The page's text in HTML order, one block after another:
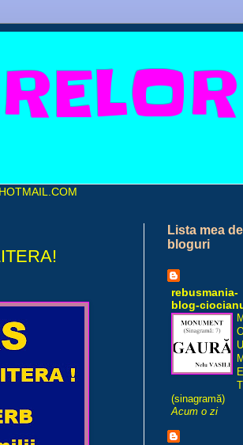
Lista mea de
bloguri
rebusmania-
blog-
U
T
(sinagramă)
Acum o zi